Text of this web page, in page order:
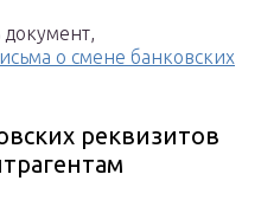
документ,
о смене банковских
реквизитов